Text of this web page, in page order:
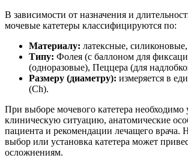
В зависимости от назначения и
мочевые катетеры классифицируются по:
Материалу: латексные,
Типу: Фолея (с баллоном для
(одноразовые), Пеццера (для
Размеру (диаметру): измеряется в
(Ch).
При выборе мочевого катетера необходимо
клиническую ситуацию, анатомические
пациента и рекомендации лечащего врача.
выбор или установка катетера может
осложнениям.